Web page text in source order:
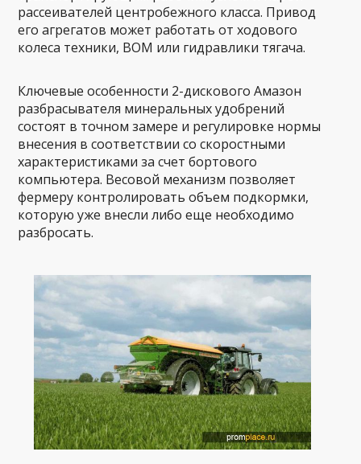
рассеивателей центробежного класса. Привод
его агрегатов может работать от ходового
колеса техники, ВОМ или гидравлики тягача.
Ключевые особенности 2-дискового Амазон
разбрасывателя минеральных удобрений
состоят в точном замере и регулировке нормы
внесения в соответствии со скоростными
характеристиками за счет бортового
компьютера. Весовой механизм позволяет
фермеру контролировать объем подкормки,
которую уже внесли либо еще необходимо
разбросать.